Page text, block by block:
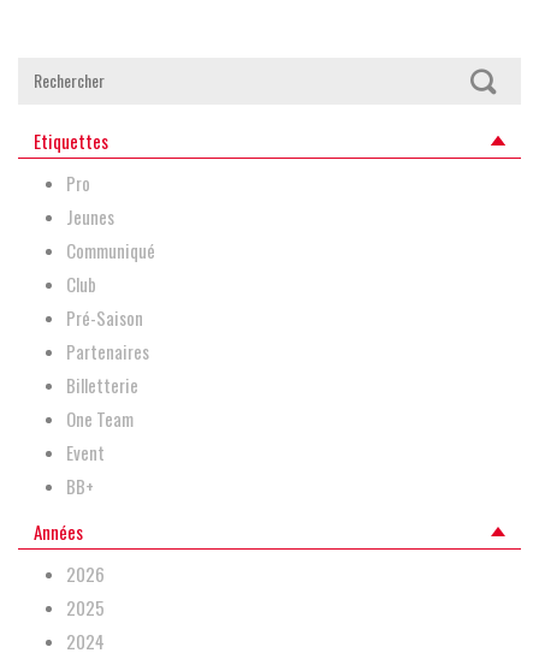
Etiquettes
Pro
Jeunes
Communiqué
Club
Pré-Saison
Partenaires
Billetterie
One Team
Event
BB+
Années
2026
2025
2024